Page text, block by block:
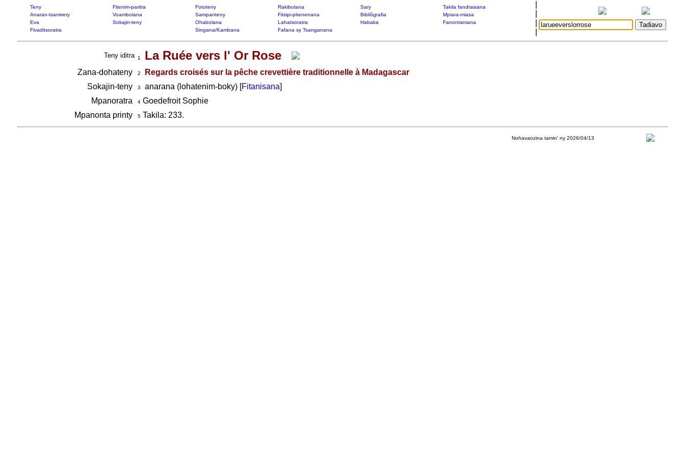
Teny Fitenim-paritra Fototeny Rakibolana Sary
Takila fandraisana
Anaran-tsamirery
Voambolana Sampanteny Fitsipi-pitenenana Bibliôgrafia
Mpiara-miasa
Eva
Sokajin-teny Ohabolana Lahatsoratra Habaka
Fanontaniana
Fivaditsoratra
Singana/Kambana Fafana sy Tsanganana
Teny iditra 1 La Ruée vers l' Or Rose
Zana-dohateny 2
Regards croisés sur la pêche crevettière traditionnelle à Madagascar
Sokajin-teny
3 anarana (lohatenim-boky) [Fitanisana]
Mpanoratra
4Goedefroit Sophie
Mpanonta printy
5Takila: 233.
Nohavaozina tamin' ny 2026/04/13